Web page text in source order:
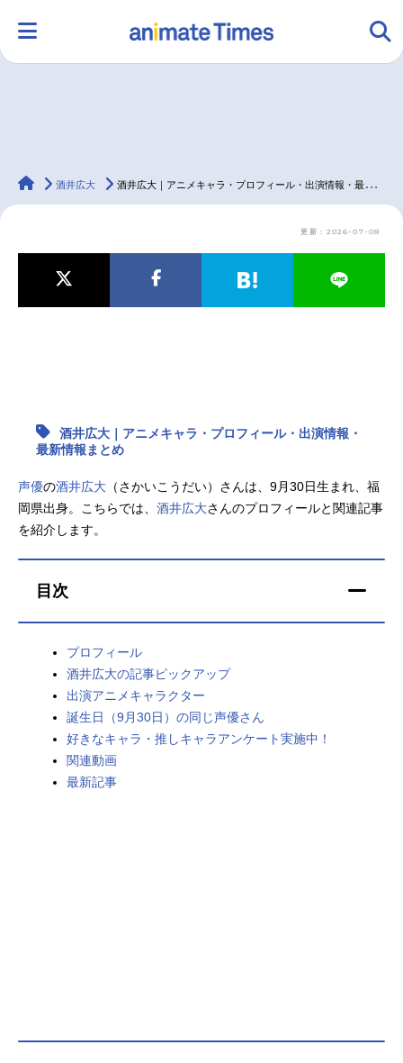
ラジオ みんなの声 グッズ 映画
マンガ・ラノベ ゲーム・アプリ 音楽 コスプレ
アニメ映画一覧 実写化映画一覧
春アニメ 夏アニメ
男性声優/女性声優一覧
animateTimes
酒井広大 酒井広大｜アニメキャラ・プロフィール・出演情報・最新情報まとめ
更新：2026-07-08
酒井広大｜アニメキャラ・プロフィール・出演情報・
最新情報まとめ
声優の酒井広大 （さかいこうだい）さんは、9月30日生まれ、福
岡県出身。こちらでは、 酒井広大さんのプロフィールと関連記事
を紹介します。
目次
プロフィール
酒井広大の記事ピックアップ
出演アニメキャラクター
誕生日（9月30日）の同じ声優さん
好きなキャラ・推しキャラアンケート実施中！
関連動画
最新記事